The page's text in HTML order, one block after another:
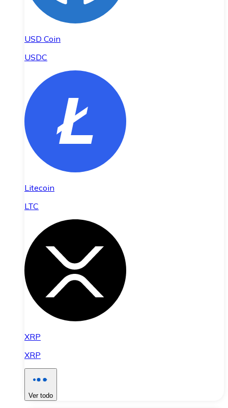
USD Coin
USDC
Litecoin
LTC
XRP
XRP
Ver todo